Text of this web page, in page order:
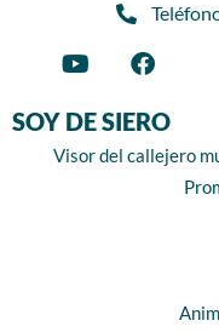
SOY DE SIERO
Visor del callejero